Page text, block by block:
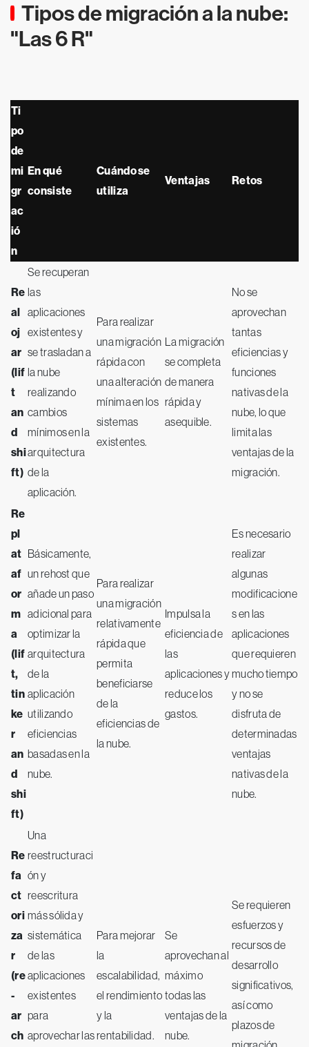
Tipos de migración a la nube:
"Las 6 R"
Ti
po
de
mi
gr
ac
ió
n
En qué
consiste
Cuándo se
utiliza
Ventajas Retos
Re
al
oj
ar
(lif
t
an
d
shi
ft)
Se recuperan
las
aplicaciones
existentes y
se trasladan a
la nube
realizando
cambios
mínimos en la
arquitectura
de la
aplicación.
Para realizar
una migración
rápida con
una alteración
mínima en los
sistemas
existentes.
La migración
se completa
de manera
rápida y
asequible.
No se
aprovechan
tantas
eficiencias y
funciones
nativas de la
nube, lo que
limita las
ventajas de la
migración.
Re
pl
at
af
or
m
a
(lif
t,
tin
ke
r
an
d
shi
ft)
Básicamente,
un rehost que
añade un paso
adicional para
optimizar la
arquitectura
de la
aplicación
utilizando
eficiencias
basadas en la
nube.
Para realizar
una migración
relativamente
rápida que
permita
beneficiarse
de la
eficiencias de
la nube.
Impulsa la
eficiencia de
las
aplicaciones y
reduce los
gastos.
Es necesario
realizar
algunas
modificacione
s en las
aplicaciones
que requieren
mucho tiempo
y no se
disfruta de
determinadas
ventajas
nativas de la
nube.
Re
fa
ct
ori
za
r
(re
-
ar
ch
Una
reestructuraci
ón y
reescritura
más sólida y
sistemática
de las
aplicaciones
existentes
para
aprovechar las
Para mejorar
la
escalabilidad,
el rendimiento
y la
rentabilidad.
Se
aprovechan al
máximo
todas las
ventajas de la
nube.
Se requieren
esfuerzos y
recursos de
desarrollo
significativos,
así como
plazos de